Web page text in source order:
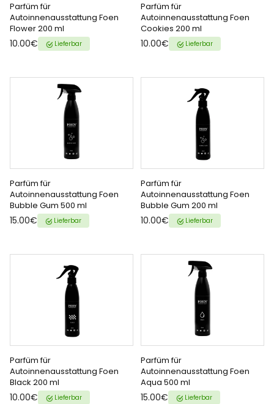
ZUM WARENKORB
HINZUFÜGEN
Parfüm für
Autoinnenausstattung Foen
Flower 200 ml
{{ name }} auf {{ platform }}
10.00€ Lieferbar
ZUM WARENKORB
HINZUFÜGEN
Parfüm für
Autoinnenausstattung Foen
Cookies 200 ml
{{ name }} auf {{ platform }}
10.00€ Lieferbar
ZUM WARENKORB
HINZUFÜGEN
Parfüm für
Autoinnenausstattung Foen
Bubble Gum 500 ml
{{ name }} auf {{ platform }}
15.00€ Lieferbar
ZUM WARENKORB
HINZUFÜGEN
Parfüm für
Autoinnenausstattung Foen
Bubble Gum 200 ml
{{ name }} auf {{ platform }}
10.00€ Lieferbar
ZUM WARENKORB
HINZUFÜGEN
Parfüm für
Autoinnenausstattung Foen
Black 200 ml
{{ name }} auf {{ platform }}
10.00€ Lieferbar
ZUM WARENKORB
HINZUFÜGEN
Parfüm für
Autoinnenausstattung Foen
Aqua 500 ml
{{ name }} auf {{ platform }}
15.00€ Lieferbar